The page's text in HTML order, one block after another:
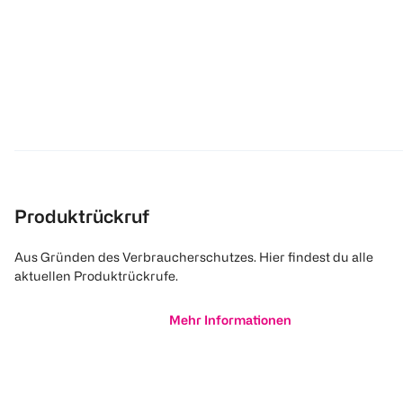
Produktrückruf
Aus Gründen des Verbraucherschutzes. Hier findest du alle
aktuellen Produktrückrufe.
Mehr Informationen